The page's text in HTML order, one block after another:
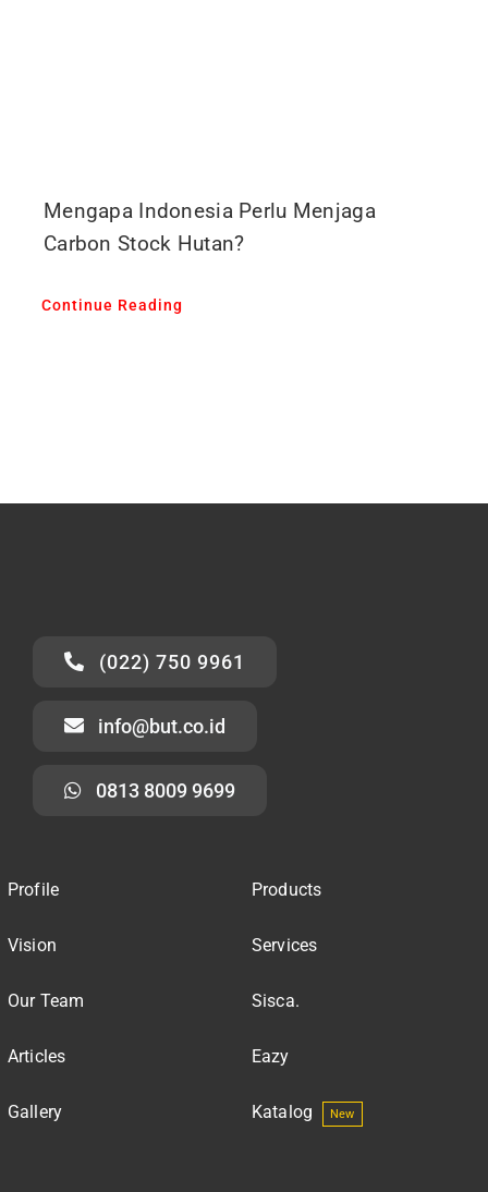
Mengapa Indonesia Perlu Menjaga
Carbon Stock Hutan?
Continue Reading
(022) 750 9961
info@but.co.id
0813 8009 9699
Profile
Vision
Our Team
Articles
Gallery
Products
Services
Sisca.
Eazy
Katalog New